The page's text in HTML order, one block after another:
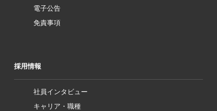
電子公告
免責事項
採用情報
社員インタビュー
キャリア・職種